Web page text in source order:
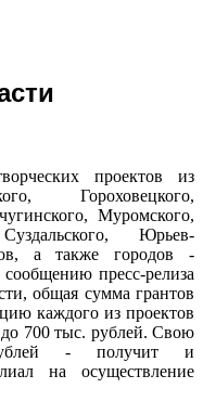
проектов из
Гороховецкого,
Муромского,
Юрьев-
а также городов -
пресс-релиза
общая сумма грантов
каждого из проектов
до 700 тыс. рублей. Свою
- получит и
на осуществление